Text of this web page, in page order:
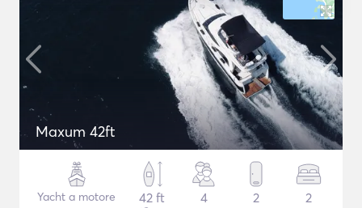
Maxum 42ft
Yacht a motore
42 ft
4 2 2